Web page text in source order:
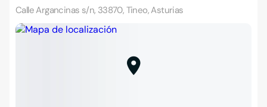
Calle Argancinas s/n, 33870, Tineo, Asturias